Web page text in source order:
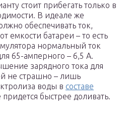
стоит прибегать только в
В идеале же
обеспечивать ток,
емкости батареи – то есть
нормальный ток
65-амперного – 6,5 А.
зарядного тока для
не страшно – лишь
воды в составе
придется быстрее доливать.